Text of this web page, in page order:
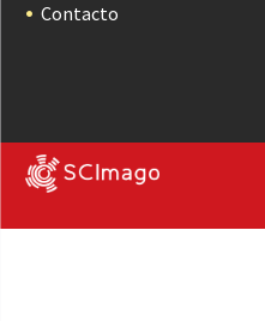
Contacto